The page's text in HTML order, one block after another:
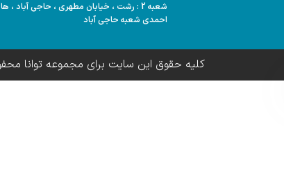
شعبه 2 : رشت ، خیابان مطهری ، حاجی آباد ،
احمدی شعبه حاجی آباد
کلیه حقوق این سایت برای مجموعه توانا